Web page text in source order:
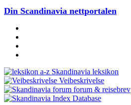
Din Scandinavia nettportalen
Skandinavia leksikon
Veibeskrivelse
forum & reisebrev
Database